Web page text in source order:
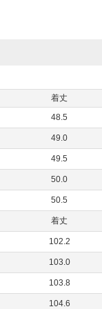
着丈
48.5
49.0
49.5
50.0
50.5
着丈
102.2
103.0
103.8
104.6